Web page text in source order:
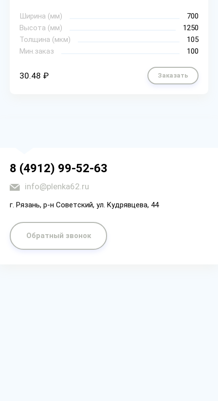
Ширина (мм)
700
Высота (мм)
1250
Толщина (мкм)
105
Мин.заказ
100
30.48 ₽ Заказать
8 (4912) 99-52-63
info@plenka62.ru
г. Рязaнь, p-н Coвeтcкий, yл. Kyдpявцeвa, 44
Обратный звонок